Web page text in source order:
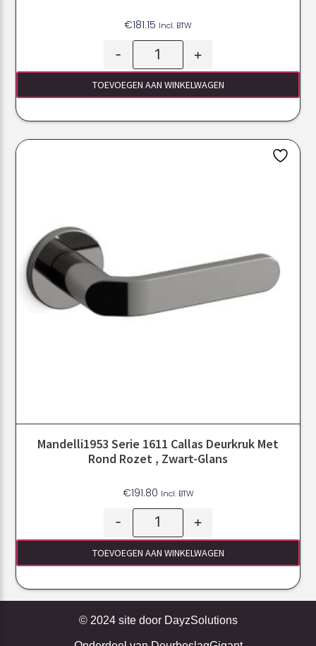
€181.15 Incl. BTW
- +
TOEVOEGEN AAN WINKELWAGEN
Mandelli1953 Serie 1611 Callas Deurkruk Met
Rond Rozet , Zwart-Glans
€191.80 Incl. BTW
- +
TOEVOEGEN AAN WINKELWAGEN
© 2024 site door DayzSolutions